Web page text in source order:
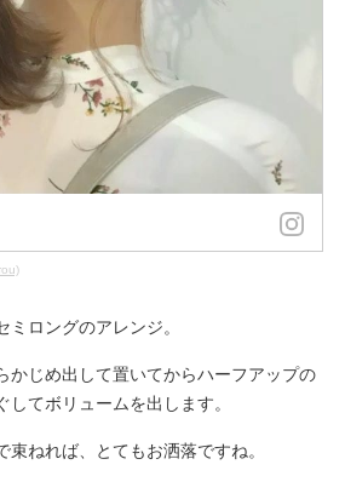
ロングのアレンジ。
かじめ出して置いてからハーフアップの
してボリュームを出します。
ねれば、とてもお洒落ですね。